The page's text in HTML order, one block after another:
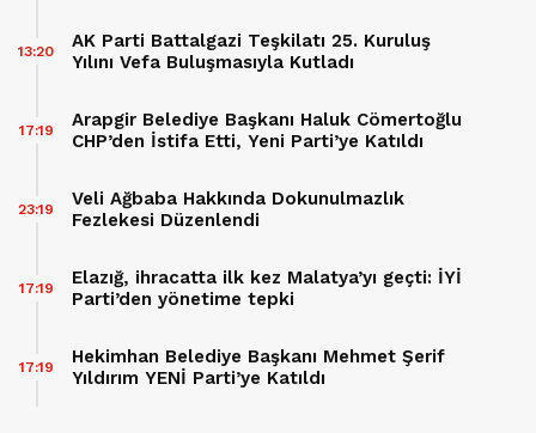
AK Parti Battalgazi Teşkilatı 25. Kuruluş
Yılını Vefa Buluşmasıyla Kutladı
13:20
Arapgir Belediye Başkanı Haluk Cömertoğlu
CHP’den İstifa Etti, Yeni Parti’ye Katıldı
17:19
Veli Ağbaba Hakkında Dokunulmazlık
Fezlekesi Düzenlendi
23:19
Elazığ, ihracatta ilk kez Malatya’yı geçti: İYİ
Parti’den yönetime tepki
17:19
Hekimhan Belediye Başkanı Mehmet Şerif
Yıldırım YENİ Parti’ye Katıldı
17:19